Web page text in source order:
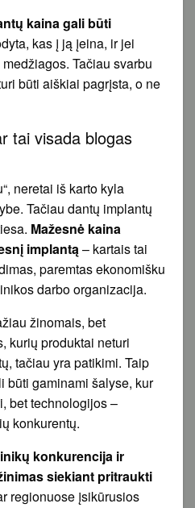
kaina gali būti
kas į ją įeina, ir jei
Tačiau svarbu
būti aiškiai pagrįsta, o ne
tai visada blogas
neretai iš karto kyla
Tačiau dantų implantų
Mažesnė kaina
implantą– kartais tai
paremtas ekonomišku
darbo organizacija.
žinomais, bet
kurių produktai neturi
tačiau yra patikimi. Taip
būti gaminami šalyse, kur
bet technologijos –
konkurentų.
konkurencija ir
siekiant pritraukti
regionuose įsikūrusios